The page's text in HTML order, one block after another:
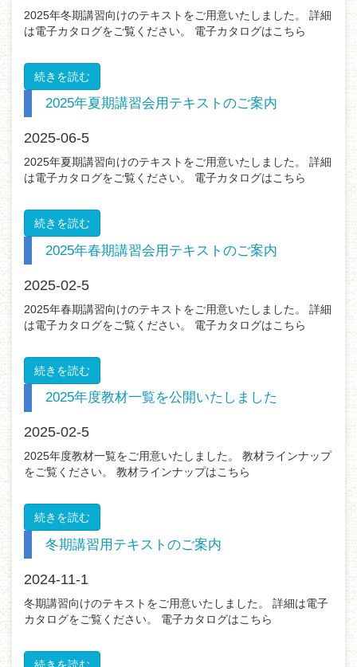
2025年冬期講習向けのテキストをご用意いたしました。 詳細
は電子カタログをご覧ください。 電子カタログはこちら
続きを読む
2025年夏期講習会用テキストのご案内
2025-06-5
2025年夏期講習向けのテキストをご用意いたしました。 詳細
は電子カタログをご覧ください。 電子カタログはこちら
続きを読む
2025年春期講習会用テキストのご案内
2025-02-5
2025年春期講習向けのテキストをご用意いたしました。 詳細
は電子カタログをご覧ください。 電子カタログはこちら
続きを読む
2025年度教材一覧を公開いたしました
2025-02-5
2025年度教材一覧をご用意いたしました。 教材ラインナップ
をご覧ください。 教材ラインナップはこちら
続きを読む
冬期講習用テキストのご案内
2024-11-1
冬期講習向けのテキストをご用意いたしました。 詳細は電子
カタログをご覧ください。 電子カタログはこちら